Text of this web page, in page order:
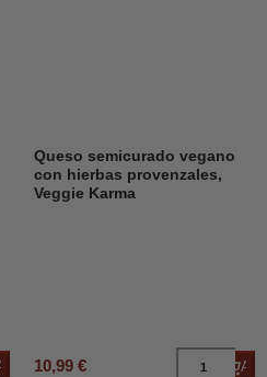
al carrito
Queso semicurado vegano
con hierbas provenzales,
Veggie Karma
10,99 €